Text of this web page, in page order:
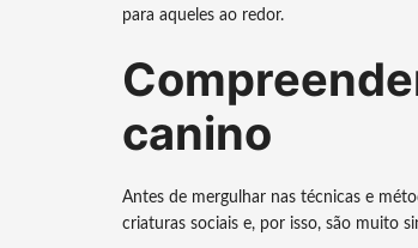
para aqueles ao redor.
canino
Antes de mergulhar nas técnicas e
criaturas sociais e, por isso, são muito